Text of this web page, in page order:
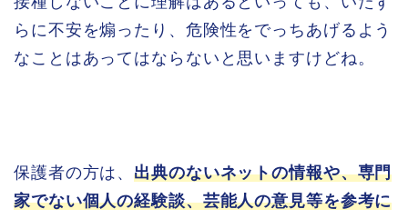
らに不安を煽ったり、危険性をでっちあげるよう
なことはあってはならないと思いますけどね。
保護者の方は、出典のないネットの情報や、専門
家でない個人の経験談、芸能人の意見等を参考に